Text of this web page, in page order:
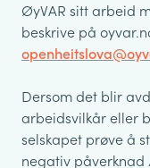
ØyVAR sitt arbeid
beskrive på
Dersom det blir
arbeidsvilkår eller
selskapet prøve å
negativ påverknad